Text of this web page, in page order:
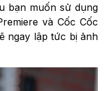
bạn muốn sử dụng
và Cốc Cốc
ngay lập tức bị ảnh